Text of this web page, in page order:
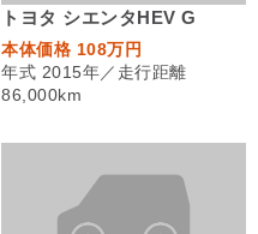
トヨタ シエンタHEV G
本体価格 108万円
年式 2015年／走行距離
86,000km